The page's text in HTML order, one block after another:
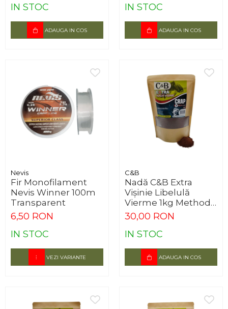
IN STOC
ADAUGA IN COS
IN STOC
ADAUGA IN COS
Nevis
Fir Monofilament
Nevis Winner 100m
Transparent
6,50 RON
IN STOC
VEZI VARIANTE
C&B
Nadă C&B Extra
Vișinie Libelulă
Vierme 1kg Method
Feeder
30,00 RON
IN STOC
ADAUGA IN COS